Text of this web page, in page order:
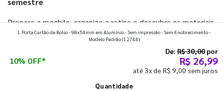
Prepare a mochila, organize a rotina e descubra os materiais
que fazem toda diferença para começar o segundo
1 Porta Cartão de Bolso - 98x54mm em Alumínio - Sem impressão - Sem Enobrecimento -
Modelo Padrão(12744)
10% OFF*
De: R$ 30,00 por
R$ 26,99
até 3x de R$ 9,00 sem juros
Quantidade